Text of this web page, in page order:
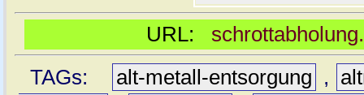
URL:
TAGs:
alt-metall-entsorgung ,